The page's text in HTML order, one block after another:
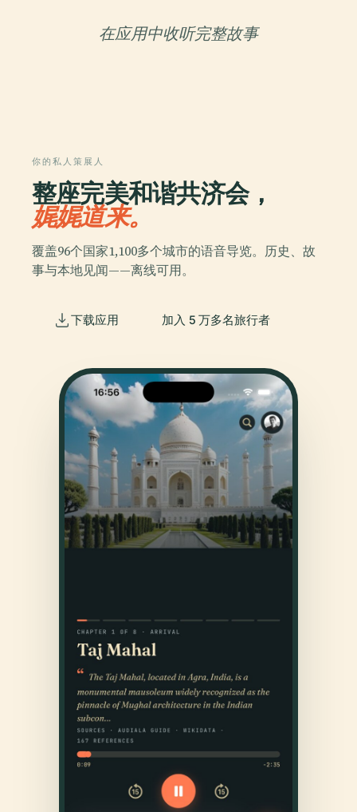
在应用中收听完整故事
你的私人策展人
整座完美和谐共济会，
娓娓道来。
覆盖96个国家1,100多个城市的语音导览。历史、故
事与本地见闻——离线可用。
下载应用 加入 5 万多名旅行者